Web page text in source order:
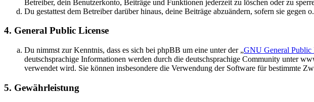
Betreiber, dein Benutzerkonto, Beiträge und Funktionen jederzeit zu löschen oder zu
Du gestattest dem Betreiber darüber hinaus, deine Beiträge abzuändern, sofern sie
4. General Public License
Du nimmst zur Kenntnis, dass es sich bei phpBB um eine unter der „GNU General Public
deutschsprachige Informationen werden durch die deutschsprachige Community unter
verwendet wird. Sie können insbesondere die Verwendung der Software für bestimmte
5. Gewährleistung